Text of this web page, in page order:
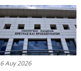
6 Αυγ 2026